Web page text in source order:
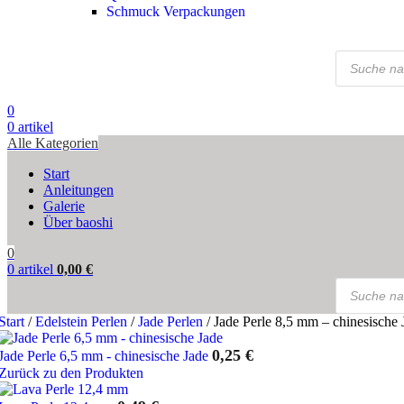
Schmuck Verpackungen
Products
search
0
0 artikel
Alle Kategorien
Start
Anleitungen
Galerie
Über baoshi
0
0 artikel 0,00 €
Products
search
/ Edelstein Perlen / Jade Perlen / Jade Perle 8,5 mm – chinesische
Perle 6,5 mm - chinesische Jade 0,25 €
zu den Produkten